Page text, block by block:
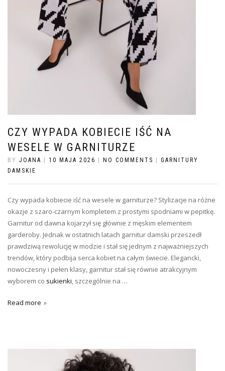
CZY WYPADA KOBIECIE IŚĆ NA
WESELE W GARNITURZE
BY JOANA 10 MAJA 2026 NO COMMENTS
GARNITURY
DAMSKIE
Czy wypada kobiecie iść na wesele w garniturze? Stylizacje na różne
okazje z szaro-czarnym kompletem z prostymi spodniami w pepitkę.
Garnitur od dawna kojarzył się głównie z męskim elementem
garderoby. Jednak w ostatnich latach garnitur damski przeszedł
prawdziwą rewolucję w modzie i stał się jednym z najważniejszych
trendów, który podbija serca kobiet na całym świecie. Elegancki,
nowoczesny i pełen klasy, garnitur stał się równie atrakcyjnym
wyborem co sukienki, szczególnie na …
Read more